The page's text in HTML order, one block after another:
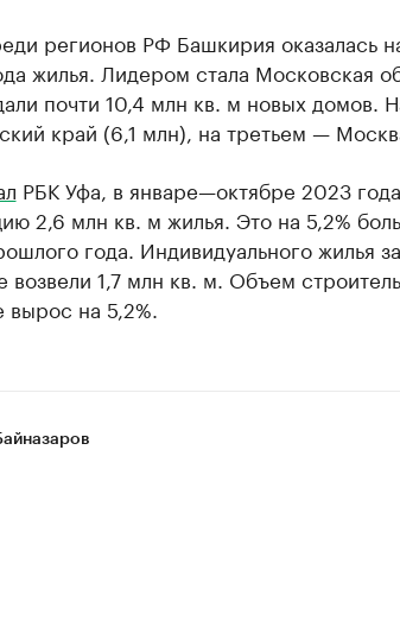
регионов РФ Башкирия оказалась
жилья. Лидером стала Московская
почти 10,4 млн кв. м новых домов.
край (6,1 млн), на третьем —
РБК Уфа, в январе—октябре 2023
2,6 млн кв. м жилья. Это на 5,2%
года. Индивидуального жилья
возвели 1,7 млн кв. м. Объем
вырос на 5,2%.